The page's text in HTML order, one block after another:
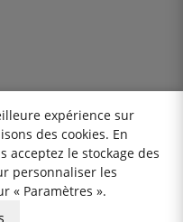
expérience sur
des cookies. En
acceptez le stockage des
personnaliser les
« Paramètres ».